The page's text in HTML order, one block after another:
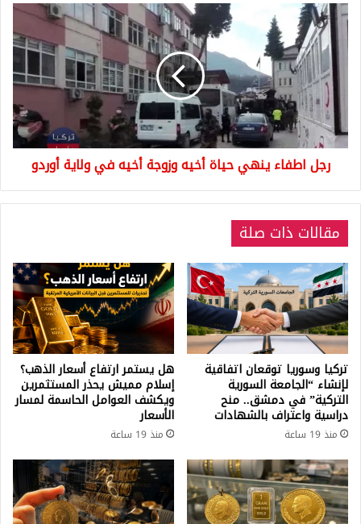
رجل
اطفاء
ينهي
حياة
أخيه
وزوجة
أخيه
في
ولاية
أوردورجل اطفاء ينهي حياة أخيه وزوجة أخيه في ولاية أوردو
مقالات ذات صلة
تركيا وسوريا توقعان اتفاقية
لإنشاء “الجامعة السورية
التركية” في دمشق.. منح
دراسية واعتراف بالشهادات
منذ 19 ساعة
هل يستمر ارتفاع أسعار الذهب؟
إسلام مميش يحذر المستثمرين
ويكشف العوامل الحاسمة لمسار
الأسعار
منذ 19 ساعة